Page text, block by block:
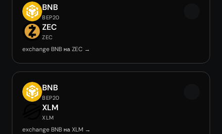
BNB
BEP20
ZEC
ZEC
exchange BNB на ZEC →
BNB
BEP20
XLM
XLM
exchange BNB на XLM →